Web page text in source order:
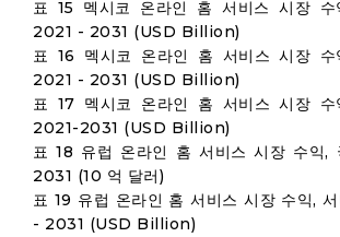
표 15 멕시코 온라인 홈 서비스 시장 수
2021 - 2031 (USD Billion)
표 16 멕시코 온라인 홈 서비스 시장 수
2021 - 2031 (USD Billion)
표 17 멕시코 온라인 홈 서비스 시장 수
2021-2031 (USD Billion)
표 18 유럽 온라인 홈 서비스 시장 수익
2031 (10 억 달러)
표 19 유럽 온라인 홈 서비스 시장 수익,
- 2031 (USD Billion)